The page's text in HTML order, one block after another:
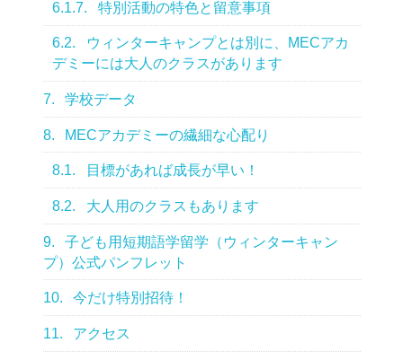
6.1.7. 特別活動の特色と留意事項
6.2.
ウィンターキャンプとは別に、MECアカ
デミーには大人のクラスがあります
7. 学校データ
8. MECアカデミーの繊細な心配り
8.1. 目標があれば成長が早い！
8.2. 大人用のクラスもあります
9.
子ども用短期語学留学（ウィンターキャン
プ）公式パンフレット
10. 今だけ特別招待！
11. アクセス